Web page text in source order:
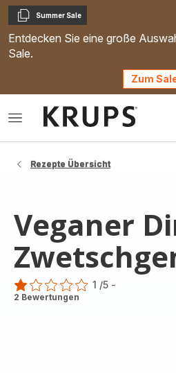
Kopieren
Summer Sale
Entdecken Sie eine große
Sale.
Zum
Das
Rezepte Übersicht
Veganer
Bewertung
1 /5 -
2 Bewertungen